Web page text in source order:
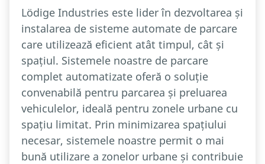
Lödige Industries este lider în dezvoltarea și
instalarea de sisteme automate de parcare
care utilizează eficient atât timpul, cât și
spațiul. Sistemele noastre de parcare
complet automatizate oferă o soluție
convenabilă pentru parcarea și preluarea
vehiculelor, ideală pentru zonele urbane cu
spațiu limitat. Prin minimizarea spațiului
necesar, sistemele noastre permit o mai
bună utilizare a zonelor urbane și contribuie